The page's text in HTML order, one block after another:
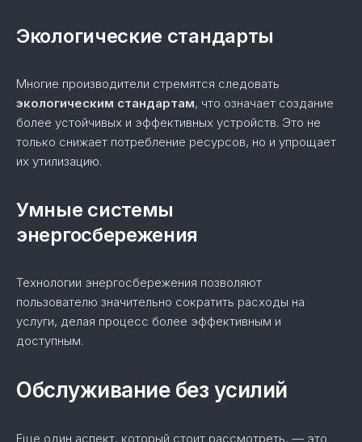
Экологические стандарты
Многие производители стремятся следовать
экологическим стандартам, что означает создание
более устойчивых и эффективных устройств. Это не
только снижает потребление ресурсов, но и упрощает
их утилизацию.
Умные системы
энергосбережения
Технологии энергосбережения позволяют
пользователю значительно сократить расходы на
услуги, делая процесс более эффективным и
доступным.
Обслуживание без усилий
Еще один аспект, который стоит рассмотреть, — это